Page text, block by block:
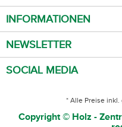
INFORMATIONEN
NEWSLETTER
SOCIAL MEDIA
* Alle Preise
Copyright © Holz -